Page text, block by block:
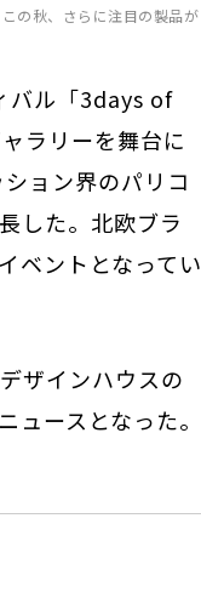
の秋、さらに注目の製品が
バル「3days of
ラリーを舞台に
ョン界のパリコ
した。北欧ブラ
ベントとなってい
ザインハウスの
ースとなった。